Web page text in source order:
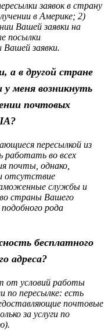
заявок в страну
в Америке; 2)
Вашей заявки на
посылки
заявки.
а в другой стране
меня возникнуть
почтовых
пересылкой из
во всех
почты, однако,
отсутствие
службы и
страны Вашего
рода
бесплатного
адреса?
от условий работы
по пересылке: есть
почтовые
за услуги по